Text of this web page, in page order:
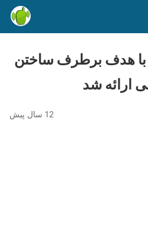
آپدیت جدید نوت 3 با هدف برطرف ساختن
ارائه شد
12 سال پیش